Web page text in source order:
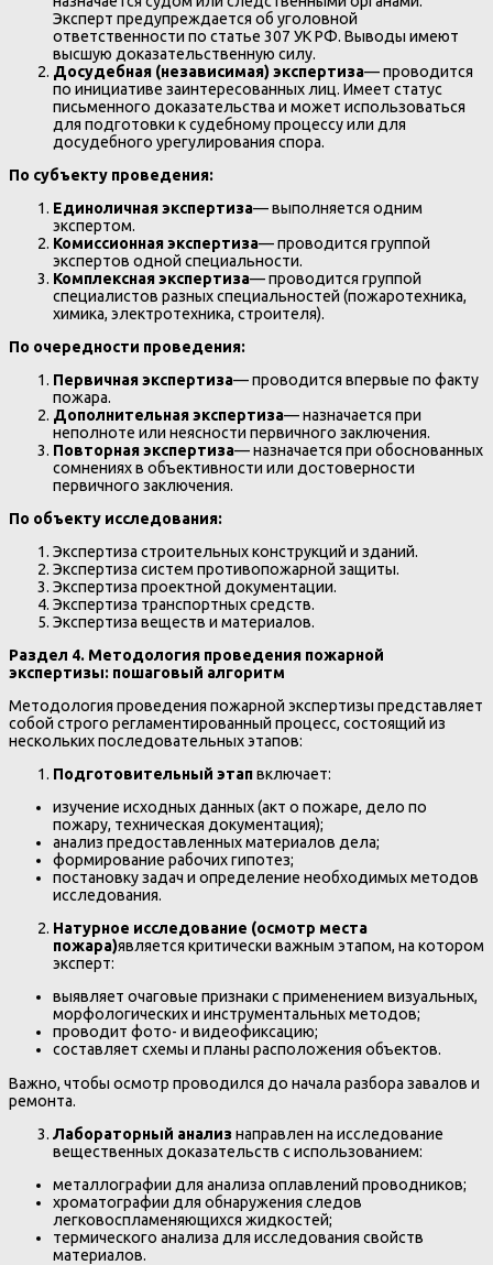
Эксперт предупреждается об уголовной
ответственности по статье 307 УК РФ. Выводы имеют
высшую доказательственную силу.
Досудебная (независимая) экспертиза— проводится
по инициативе заинтересованных лиц. Имеет статус
письменного доказательства и может использоваться
для подготовки к судебному процессу или для
досудебного урегулирования спора.
По субъекту проведения:
Единоличная экспертиза— выполняется одним
экспертом.
Комиссионная экспертиза— проводится группой
экспертов одной специальности.
Комплексная экспертиза— проводится группой
специалистов разных специальностей (пожаротехника,
химика, электротехника, строителя).
По очередности проведения:
Первичная экспертиза— проводится впервые по факту
пожара.
Дополнительная экспертиза— назначается при
неполноте или неясности первичного заключения.
Повторная экспертиза— назначается при обоснованных
сомнениях в объективности или достоверности
первичного заключения.
По объекту исследования:
Экспертиза строительных конструкций и зданий.
Экспертиза систем противопожарной защиты.
Экспертиза проектной документации.
Экспертиза транспортных средств.
Экспертиза веществ и материалов.
Раздел 4. Методология проведения пожарной
экспертизы: пошаговый алгоритм
Методология проведения пожарной экспертизы представляет
собой строго регламентированный процесс, состоящий из
нескольких последовательных этапов:
Подготовительный этапвключает:
изучение исходных данных (акт о пожаре, дело по
пожару, техническая документация);
анализ предоставленных материалов дела;
формирование рабочих гипотез;
постановку задач и определение необходимых методов
исследования.
Натурное исследование (осмотр места
пожара)является критически важным этапом, на котором
эксперт:
выявляет очаговые признаки с применением визуальных,
морфологических и инструментальных методов;
проводит фото- и видеофиксацию;
составляет схемы и планы расположения объектов.
Важно, чтобы осмотр проводился до начала разбора завалов и
ремонта.
Лабораторный анализнаправлен на исследование
вещественных доказательств с использованием:
металлографии для анализа оплавлений проводников;
хроматографии для обнаружения следов
легковоспламеняющихся жидкостей;
термического анализа для исследования свойств
материалов.